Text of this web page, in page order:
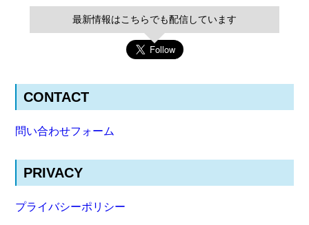
最新情報はこちらでも配信しています
CONTACT
問い合わせフォーム
PRIVACY
プライバシーポリシー